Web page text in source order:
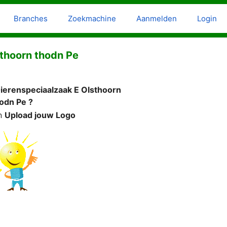
Branches Zoekmachine Aanmelden Login
thodn Pe
E Olsthoorn
Pe ?
Upload jouw Logo